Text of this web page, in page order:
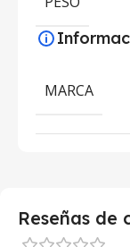
MARCA
Reseñas de